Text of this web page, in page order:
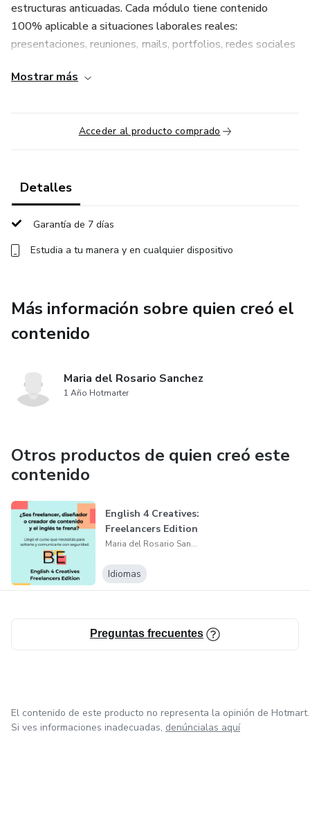
estructuras anticuadas. Cada módulo tiene contenido
100% aplicable a situaciones laborales reales:
presentaciones, reuniones, mails, portfolios, redes sociales
6 módulos semanales con enfoque práctico
Actividades interactivas y descargables
Espacio para consultas con la profe
💡 Ideal para vos si:
Usás inglés en tu trabajo creativo pero querés ganar
seguridad
Querés mejorar tu speaking y writing sin estudiar de
memoria
Te aburren los cursos tradicionales y buscás algo con onda,
útil y actual
Aprendé a expresarte como vos sos, pero en inglés.
sea un límite.
Mostrar más
Acceder al producto comprado
Detalles
Garantía de 7 días
Estudia a tu manera y en cualquier dispositivo
Más información sobre quien creó el
contenido
Maria del Rosario Sanchez
1 Año Hotmarter
Otros productos de quien creó este
contenido
English 4 Creatives:
Freelancers Edition
Maria del Rosario Sanchez
Idiomas
Preguntas frecuentes
El contenido de este producto no representa la opinión de Hotmart.
Si ves informaciones inadecuadas, denúncialas aquí